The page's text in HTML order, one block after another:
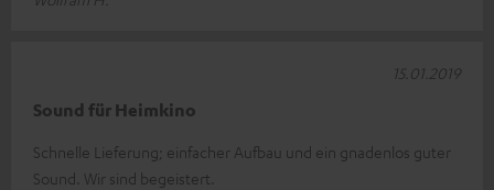
Sound für Heimkino
Schnelle Lieferung; einfacher Aufbau und ein gnadenlos guter
Sound. Wir sind begeistert.
15.01.2019